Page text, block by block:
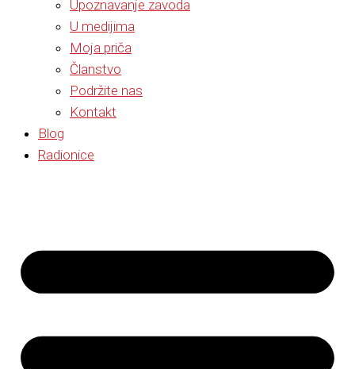
Upoznavanje zavoda
U medijima
Moja priča
Članstvo
Podržite nas
Kontakt
Blog
Radionice